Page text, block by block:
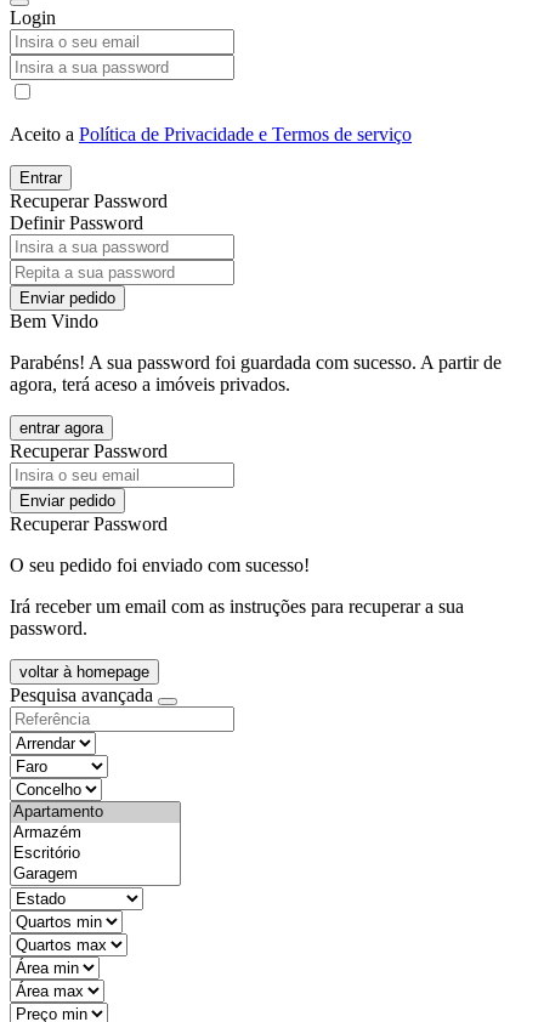
Login
Aceito a Política de Privacidade e Termos de serviço
Entrar
Recuperar Password
Definir Password
Enviar pedido
Bem Vindo
Parabéns! A sua password foi guardada com sucesso. A partir de
agora, terá aceso a imóveis privados.
entrar agora
Recuperar Password
Enviar pedido
Recuperar Password
O seu pedido foi enviado com sucesso!
Irá receber um email com as instruções para recuperar a sua
password.
voltar à homepage
Pesquisa avançada
objective
districtId
countyId
types
state
mintypo
maxtypo
minarea
maxarea
minprice